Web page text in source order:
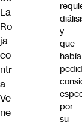
La
Ro
ja
co
ntr
a
Ve
ne
y
que
había
por
su